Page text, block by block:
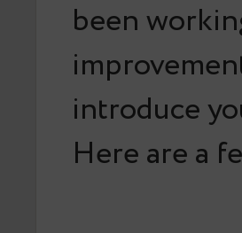
been
introduce
Here are a